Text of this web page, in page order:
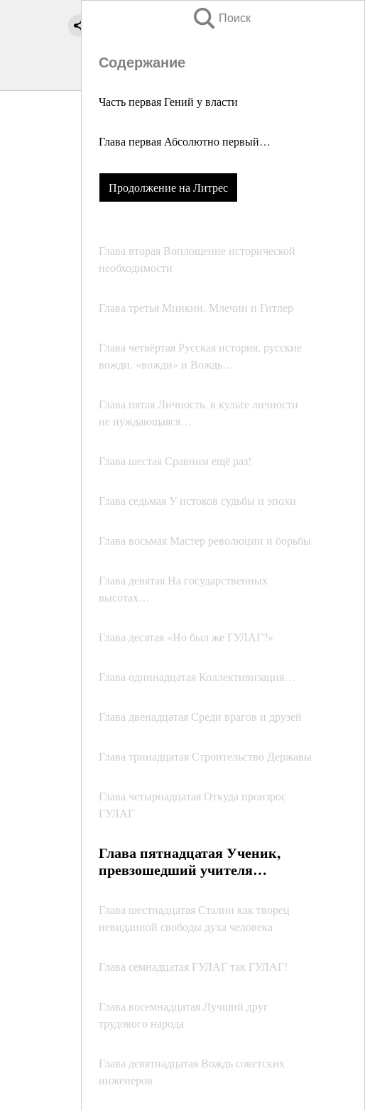
Поиск
Содержание
Часть первая Гений у власти
Глава первая Абсолютно первый…
Продолжение на Литрес
Глава вторая Воплощение исторической
необходимости
Глава третья Минкин, Млечин и Гитлер
Глава четвёртая Русская история, русские
вожди, «вожди» и Вождь…
Глава пятая Личность, в культе личности
не нуждающаяся…
Глава шестая Сравним ещё раз!
Глава седьмая У истоков судьбы и эпохи
Глава восьмая Мастер революции и борьбы
Глава девятая На государственных
высотах…
Глава десятая «Но был же ГУЛАГ?»
Глава одиннадцатая Коллективизация…
Глава двенадцатая Среди врагов и друзей
Глава тринадцатая Строительство Державы
Глава четырнадцатая Откуда произрос
ГУЛАГ
Глава пятнадцатая Ученик,
превзошедший учителя…
Глава шестнадцатая Сталин как творец
невиданной свободы духа человека
Глава семнадцатая ГУЛАГ так ГУЛАГ!
Глава восемнадцатая Лучший друг
трудового народа
Глава девятнадцатая Вождь советских
инженеров